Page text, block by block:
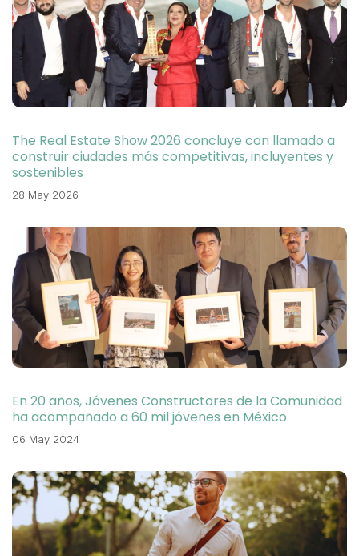
The Real Estate Show 2026 concluye con llamado a
construir ciudades más competitivas, incluyentes y
sostenibles
28 May 2026
En 20 años, Jóvenes Constructores de la Comunidad
ha acompañado a 60 mil jóvenes en México
06 May 2024